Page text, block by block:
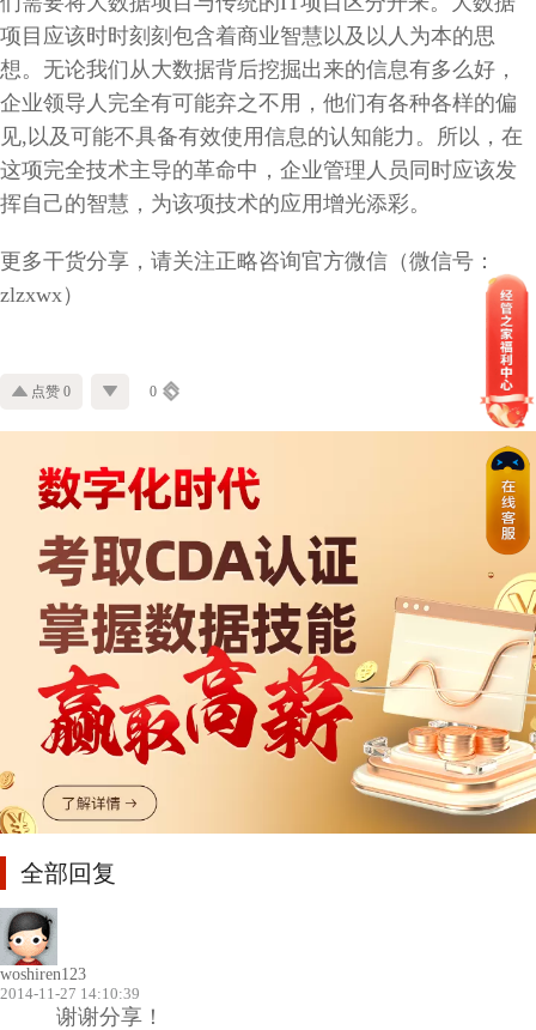
项目应该时时刻刻包含着商业智慧以及以人为本的思
想。无论我们从大数据背后挖掘出来的信息有多么好，
企业领导人完全有可能弃之不用，他们有各种各样的偏
见,以及可能不具备有效使用信息的认知能力。所以，在
这项完全技术主导的革命中，企业管理人员同时应该发
挥自己的智慧，为该项技术的应用增光添彩。
更多干货分享，请关注正略咨询官方微信（微信号：
zlzxwx）
点赞 0 0
全部回复
woshiren123
2014-11-27 14:10:39
谢谢分享！